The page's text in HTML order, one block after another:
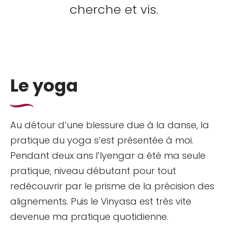
cherche et vis.
Le yoga
Au détour d’une blessure due à la danse, la
pratique du yoga s’est présentée à moi.
Pendant deux ans l’Iyengar a été ma seule
pratique, niveau débutant pour tout
redécouvrir par le prisme de la précision des
alignements. Puis le Vinyasa est très vite
devenue ma pratique quotidienne.